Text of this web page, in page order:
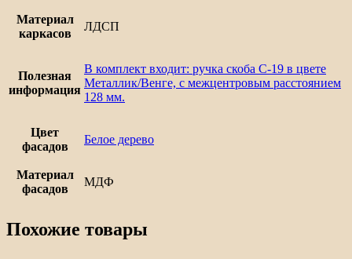
Материал
каркасов
ЛДСП
Полезная
информация
В комплект входит: ручка скоба С-19 в цвете
Металлик/Венге, с межцентровым расстоянием
128 мм.
Цвет
фасадов
Белое дерево
Материал
фасадов
МДФ
Похожие товары